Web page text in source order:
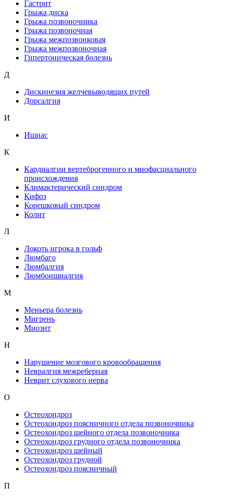
Гастрит
Грыжа диска
Грыжа позвоночника
Грыжа позвоночная
Грыжа межпозвонковая
Грыжа межпозвоночная
Гипертоническая болезнь
Д
Дискинезия желчевыводящих путей
Дорсалгия
И
Ишиас
К
Кардиалгии вертеброгенного и миофасциального
происхождения
Климактерический синдром
Кифоз
Корешковый синдром
Колит
Л
Локоть игрока в гольф
Люмбаго
Люмбалгия
Люмбоишиалгия
М
Меньера болезнь
Мигрень
Миозит
Н
Нарушение мозгового кровообращения
Невралгия межреберная
Неврит слухового нерва
О
Остеохондроз
Остеохондроз поясничного отдела позвоночника
Остеохондроз шейного отдела позвоночника
Остеохондроз грудного отдела позвоночника
Остеохондроз шейный
Остеохондроз грудной
Остеохондроз поясничный
П